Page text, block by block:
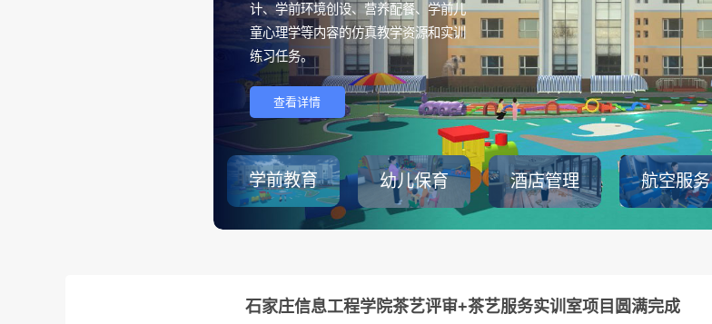
计、学前环境创设、营养配餐、学前儿
童心理学等内容的仿真教学资源和实训
练习任务。
查看详情
学前教育 幼儿保育 酒店管理 航空服务
石家庄信息工程学院茶艺评审+茶艺服务实训室项目圆满完成